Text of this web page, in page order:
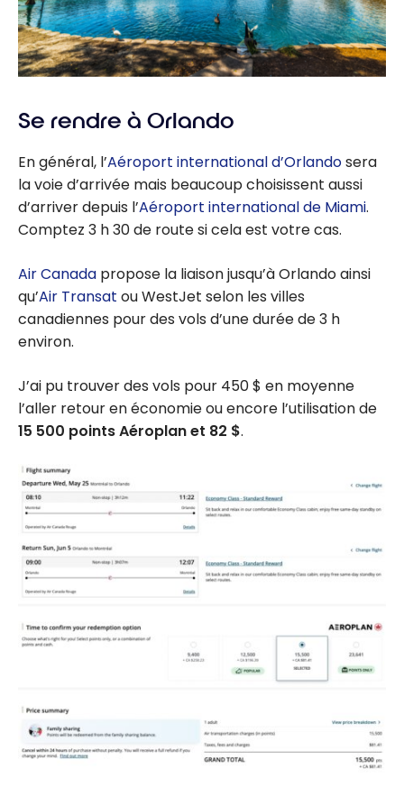
Se rendre à Orlando
En général, l’Aéroport international d’Orlandosera
la voie d’arrivée mais beaucoup choisissent aussi
d’arriver depuis l’Aéroport international de Miami.
Comptez 3 h 30 de route si cela est votre cas.
Air Canada propose la liaison jusqu’à Orlando ainsi
qu’Air Transat ou WestJet selon les villes
canadiennes pour des vols d’une durée de 3 h
environ.
J’ai pu trouver des vols pour 450 $ en moyenne
l’aller retour en économie ou encore l’utilisation de
15 500 points Aéroplan et 82 $.